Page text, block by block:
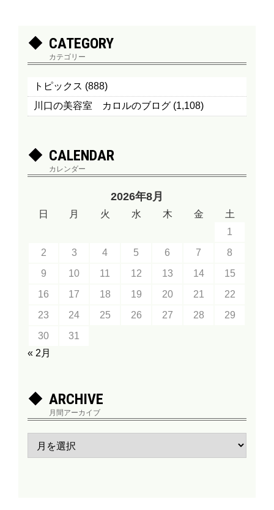
CATEGORY
カテゴリー
トピックス (888)
川口の美容室 カロルのブログ (1,108)
CALENDAR
カレンダー
2026年8月
日 月 火 水 木 金
土
1
2
3 4 5 6 7
8
9
10 11 12 13 14
15
16
17 18 19 20 21
22
23
24 25 26 27 28
29
30
31
« 2月
ARCHIVE
月間アーカイブ